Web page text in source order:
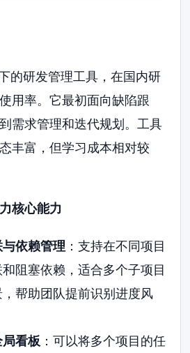
的研发管理工具，在国内研
用率。它最初面向缺陷跟
需求管理和迭代规划。工具
丰富，但学习成本相对较
核心能力
依赖管理 ：支持在不同项目
阻塞依赖，适合多个子项目
帮助团队提前识别进度风
看板 ：可以将多个项目的任